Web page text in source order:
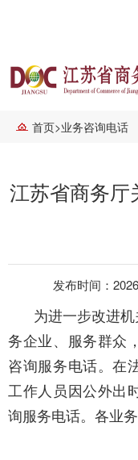
首页>业务咨询电话
江苏省商务厅
发布时间：
为进一步改进
务企业、服务群众
咨询服务电话。在
工作人员因公外出
询服务电话。各业